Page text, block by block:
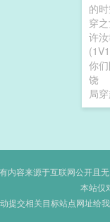
的
穿
许
你
饶
局
内容来源于互联网公开且
本站仅
提交相关目标站点网址给